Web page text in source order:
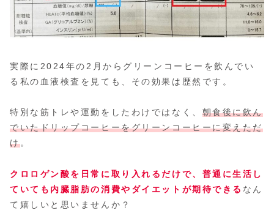
実際に2024年の2月からグリーンコーヒーを飲んでい
る私の血液検査を見ても、その効果は歴然です。
特別な筋トレや運動をしたわけではなく、 朝食後に飲ん
でいたドリップコーヒーをグリーンコーヒーに変えただ
け。
クロロゲン酸を日常に取り入れるだけで、普通に生活し
ていても内臓脂肪の消費やダイエットが期待できる なん
て嬉しいと思いませんか？